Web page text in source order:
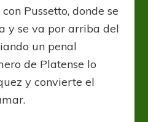
Pussetto, donde se
y se va por arriba del
un penal
de Platense lo
y convierte el